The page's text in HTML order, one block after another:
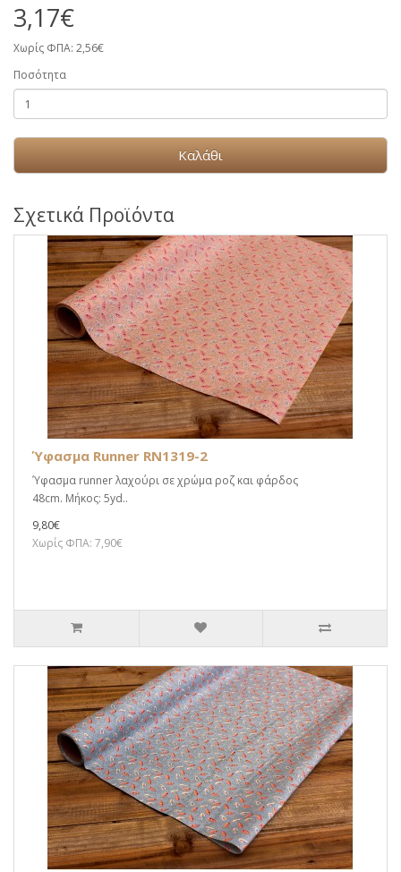
3,17€
Χωρίς ΦΠΑ: 2,56€
Ποσότητα
Καλάθι
Σχετικά Προϊόντα
Ύφασμα Runner RN1319-2
Ύφασμα runner λαχούρι σε χρώμα ροζ και φάρδος
48cm. Μήκος: 5yd..
9,80€
Χωρίς ΦΠΑ: 7,90€